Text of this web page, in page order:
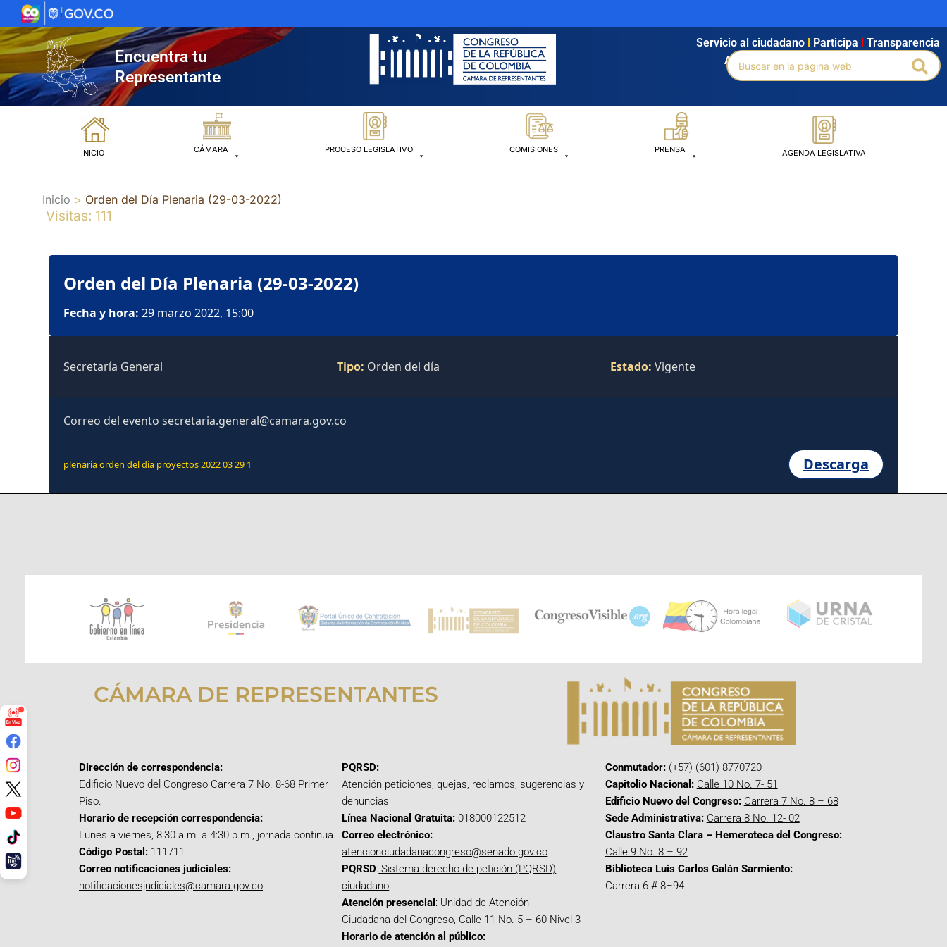
al
contenido
Encuentra tu
Representante
Agendamiento Intranet Búsqueda avanzada
Servicio al ciudadano Participa Transparencia
Buscar
por:
INICIO CÁMARA PROCESO LEGISLATIVO COMISIONES PRENSA AGENDA LEGISLATIVA
Inicio Orden del Día Plenaria (29-03-2022)
Visitas: 111
Orden del Día Plenaria (29-03-2022)
Fecha y hora: 29 marzo 2022, 15:00
Secretaría General Tipo: Orden del día Estado: Vigente
Correo del evento secretaria.general@camara.gov.co
plenaria orden del dia proyectos 2022 03 29 1 Descarga
CÁMARA DE REPRESENTANTES
Dirección de correspondencia:
Edificio Nuevo del Congreso Carrera 7 No. 8-68 Primer
Piso.
Horario de recepción correspondencia:
Lunes a viernes, 8:30 a.m. a 4:30 p.m., jornada continua.
Código Postal: 111711
Correo notificaciones judiciales:
notificacionesjudiciales@camara.gov.co
PQRSD:
Atención peticiones, quejas, reclamos, sugerencias y
denuncias
Línea Nacional Gratuita: 018000122512
Correo electrónico:
atencionciudadanacongreso@senado.gov.co
PQRSD: Sistema derecho de petición (PQRSD)
ciudadano
Atención presencial : Unidad de Atención
Ciudadana del Congreso, Calle 11 No. 5 – 60 Nivel 3
Horario de atención al público:
Conmutador:(+57) (601) 8770720
Capitolio Nacional: Calle 10 No. 7- 51
Edificio Nuevo del Congreso: Carrera 7 No. 8 – 68
Sede Administrativa: Carrera 8 No. 12- 02
Claustro Santa Clara – Hemeroteca del Congreso:
Calle 9 No. 8 – 92
Biblioteca Luis Carlos Galán Sarmiento:
Carrera 6 # 8–94